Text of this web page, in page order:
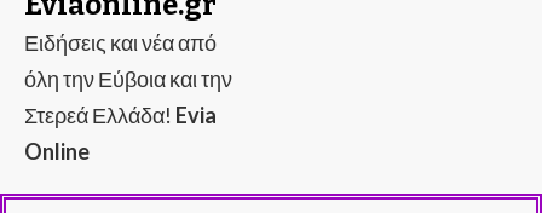
Ειδήσεις και νέα από
όλη την Εύβοια και την
Στερεά Ελλάδα! Evia
Online